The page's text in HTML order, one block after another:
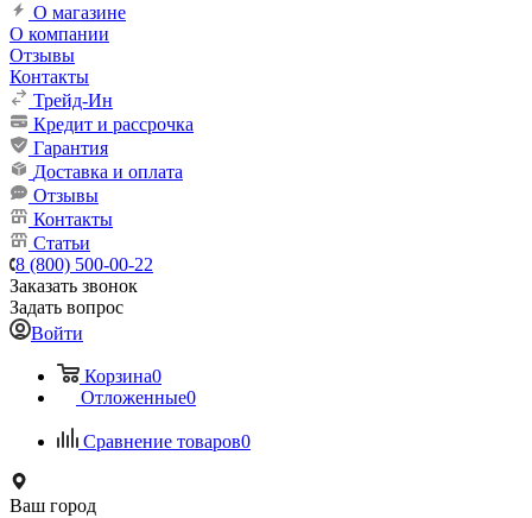
О магазине
О компании
Отзывы
Контакты
Трейд-Ин
Кредит и рассрочка
Гарантия
Доставка и оплата
Отзывы
Контакты
Статьи
8 (800) 500-00-22
Заказать звонок
Задать вопрос
Войти
Корзина0
Отложенные0
Сравнение товаров0
Ваш город